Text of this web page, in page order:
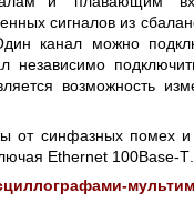
сигналов из
канал можно
независимо
возможность
синфазных помех и
Ethernet 100Base-T.